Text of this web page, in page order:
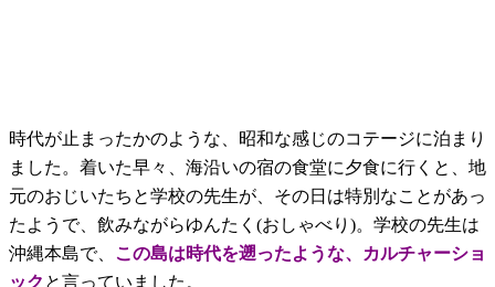
時代が止まったかのような、昭和な感じのコテージに泊まり
ました。着いた早々、海沿いの宿の食堂に夕食に行くと、地
元のおじいたちと学校の先生が、その日は特別なことがあっ
たようで、飲みながらゆんたく(おしゃべり)。学校の先生は
沖縄本島で、 この島は時代を遡ったような、カルチャーショ
ック と言っていました。